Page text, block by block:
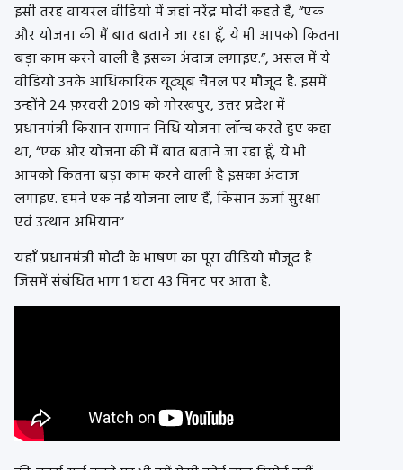
इसी तरहवायरलवीडियोमें जहां नरेंद्र मोदी कहते हैं,“एक
और योजना की मैं बात बताने जा रहा हूँ, ये भी आपको कितना
बड़ा काम करने वाली है इसका अंदाज लगाइए.”, असल में ये
वीडियोउनके आधिकारिकयूट्यूबचैनल पर मौजूद है. इसमें
उन्होंने 24 फ़रवरी 2019 कोगोरखपुर, उत्तर प्रदेश में
प्रधानमंत्री किसान सम्मान निधि योजनालॉन्चकरते हुए कहा
था,“एक और योजना की मैं बात बताने जा रहा हूँ, ये भी
आपको कितना बड़ा काम करने वाली है इसका अंदाज
लगाइए. हमने एक नई योजना लाए हैं, किसान ऊर्जा सुरक्षा
एवं उत्थान अभियान”
यहाँ प्रधानमंत्री मोदी के भाषण का पूरावीडियोमौजूद है
जिसमें संबंधित भाग 1 घंटा 43 मिनट पर आता है.